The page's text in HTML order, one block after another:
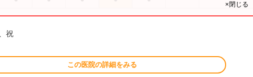
×閉じる
祝
この医院の詳細をみる